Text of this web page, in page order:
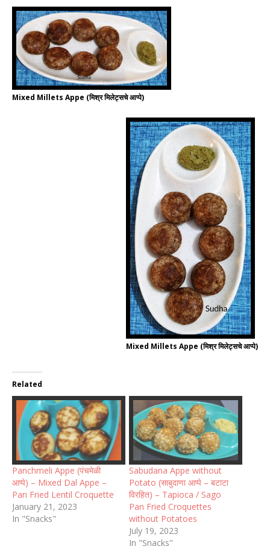
Mixed Millets Appe (मिश्र मिलेट्सचे आप्पे)
Mixed Millets Appe (मिश्र मिलेट्सचे आप्पे)
Related
Panchmeli Appe (पंचमेळी
आप्पे) – Mixed Dal Appe –
Pan Fried Lentil Croquette
January 21, 2023
In "Snacks"
Sabudana Appe without
Potato (साबुदाणा आप्पे – बटाटा
विरहित) – Tapioca / Sago
Pan Fried Croquettes
without Potatoes
July 19, 2023
In "Snacks"